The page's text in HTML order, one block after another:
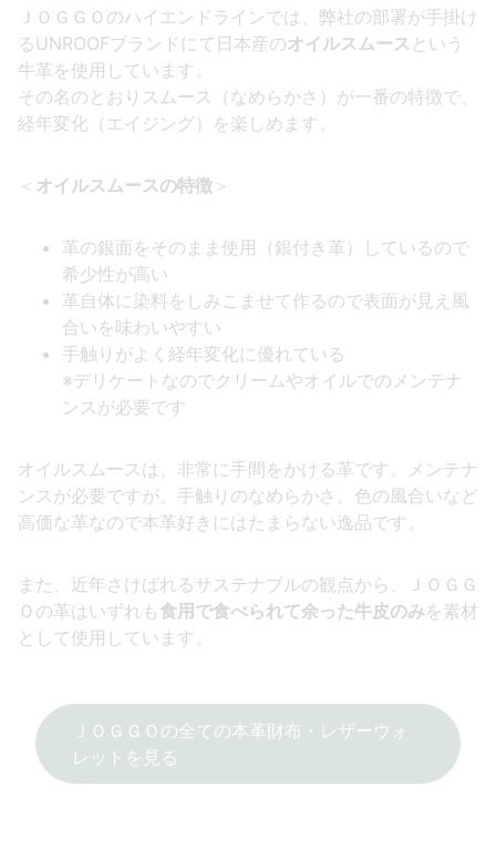
ＪＯＧＧＯのハイエンドラインでは、弊社の部署が手掛け
るUNROOFブランドにて日本産のオイルスムース という
牛革を使用しています。
その名のとおりスムース（なめらかさ）が一番の特徴で、
経年変化（エイジング）を楽しめます。
＜ オイルスムースの特徴 ＞
革の銀面をそのまま使用（銀付き革）しているので
希少性が高い
革自体に染料をしみこませて作るので表面が見え風
合いを味わいやすい
手触りがよく経年変化に優れている
※デリケートなのでクリームやオイルでのメンテナ
ンスが必要です
オイルスムースは、非常に手間をかける革です。メンテナ
ンスが必要ですが、手触りのなめらかさ、色の風合いなど
高価な革なので本革好きにはたまらない逸品です。
また、近年さけばれるサステナブルの観点から、ＪＯＧＧ
Ｏの革はいずれも食用で食べられて余った牛皮のみを素材
として使用しています。
ＪＯＧＧＯの全ての本革財布・レザーウォ
レットを見る